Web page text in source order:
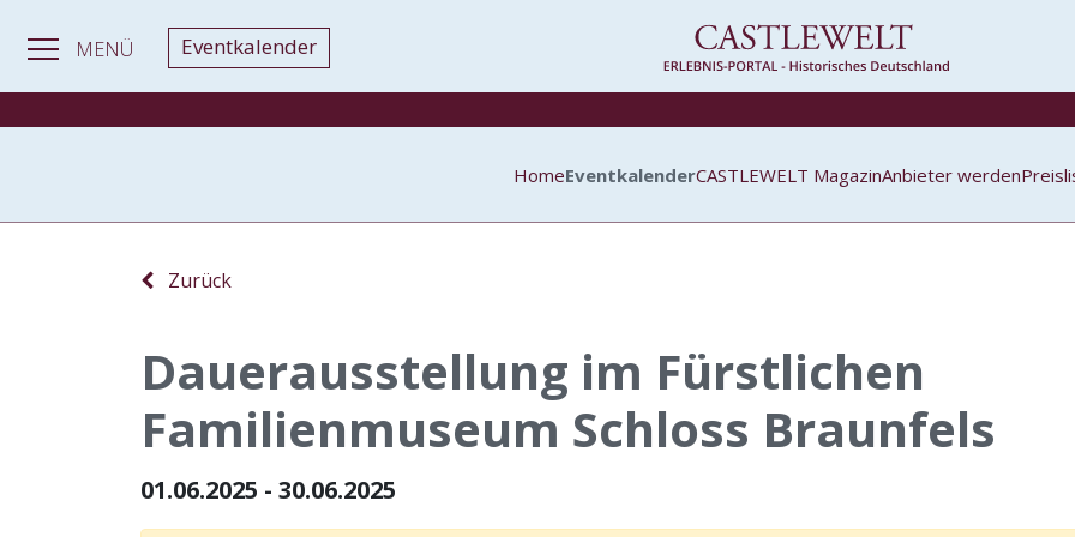
MENÜ Eventkalender
HomeEventkalenderCASTLEWELT MagazinAnbieter werden
Zurück
Dauerausstellung im Fürstlichen
Familienmuseum Schloss Braunfels
01.06.2025 - 30.06.2025